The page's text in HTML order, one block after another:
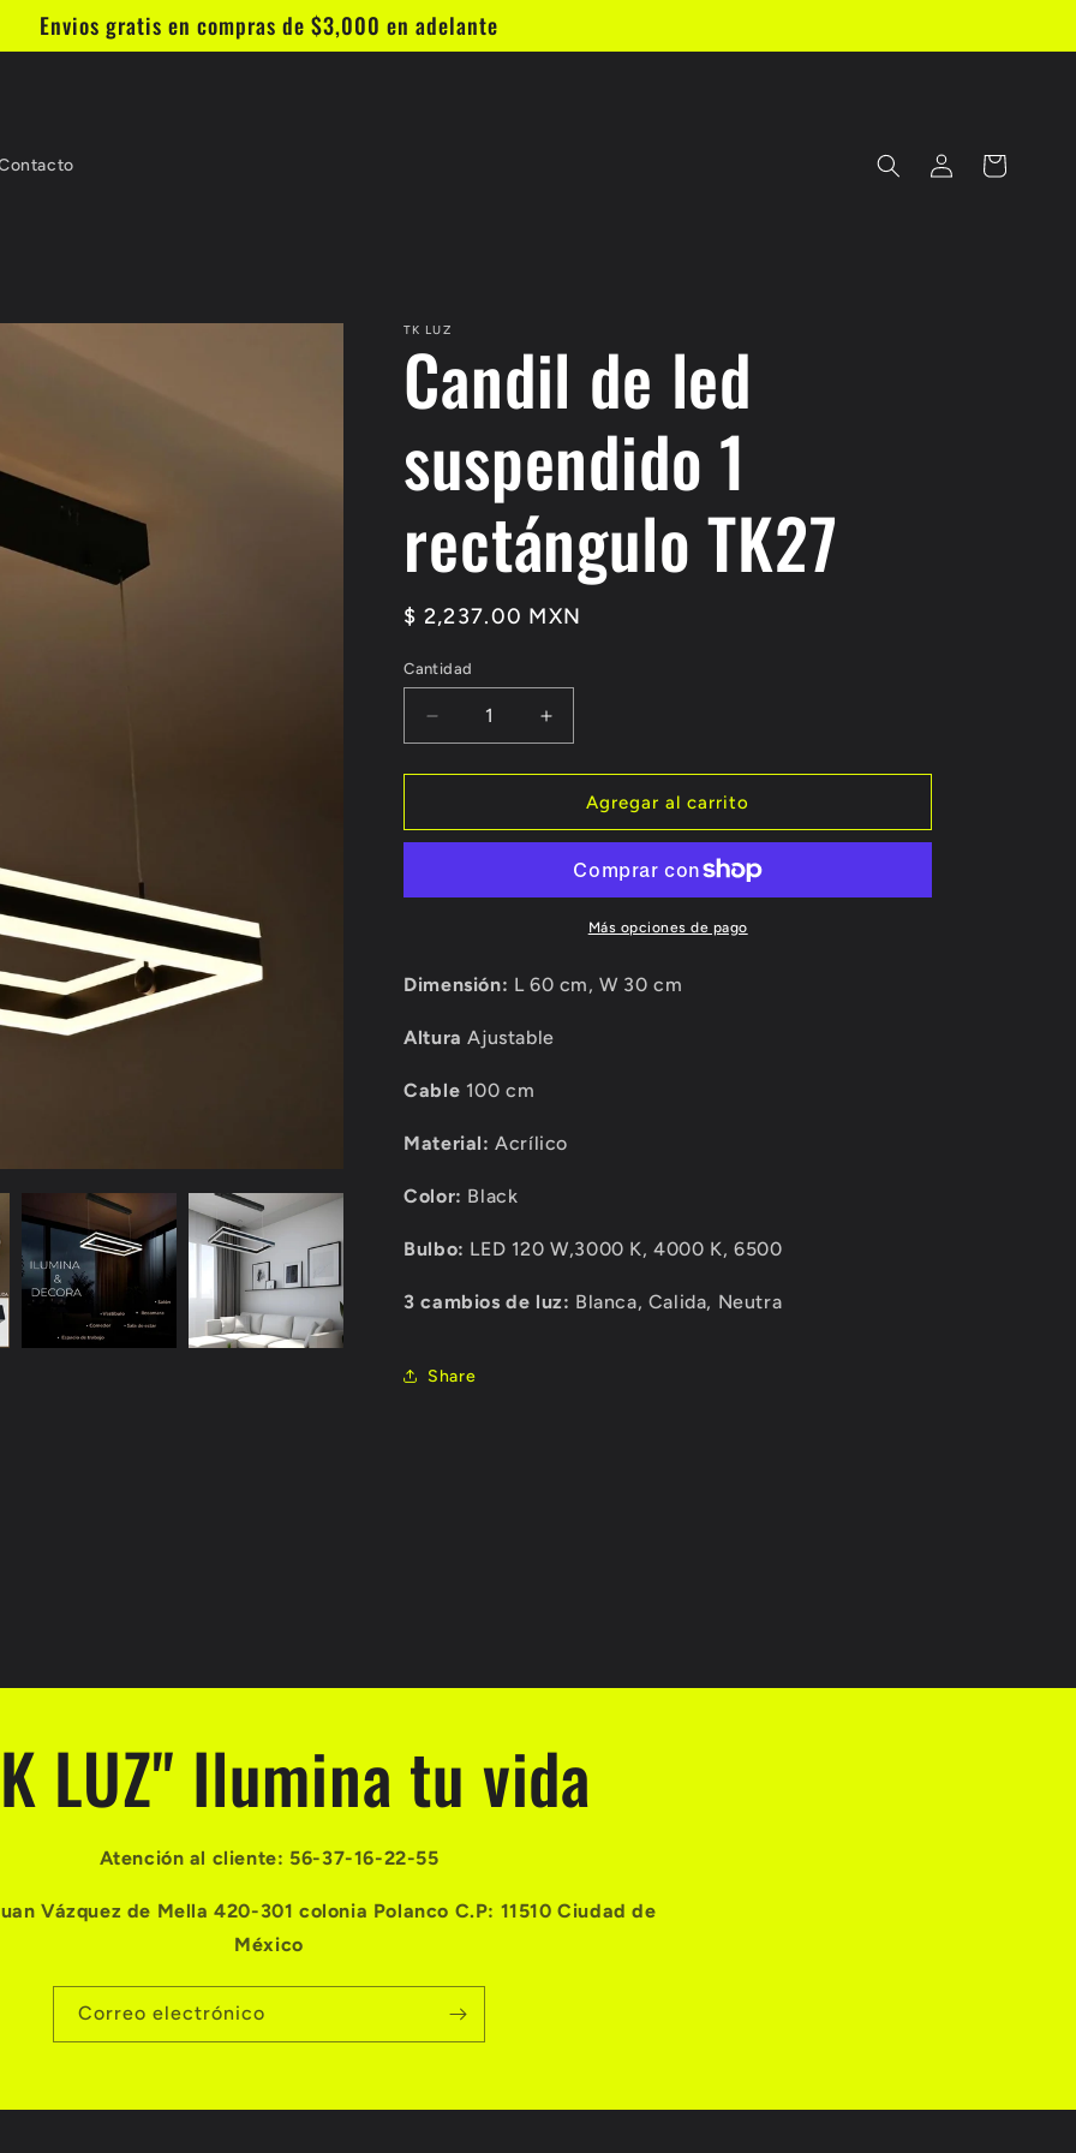
Envios gratis en compras de $3,000 en adelante
Iniciar
sesión
Carrito
TK LUZ
Candil de led
suspendido 1
rectángulo TK27
Precio
$ 2,237.00 MXN
Cantidad
Reducir
cantidad
para
de
1
Aumentar
cantidad
para
Candil
de
suspendido
1
rectángulo
Agregar al carrito
Más opciones de pago
Dimensión: L 60 cm, W 30 cm
Altura Ajustable
Cable 100 cm
Material: Acrílico
Color: Black
Bulbo: LED 120 W,3000 K, 4000 K, 6500
3 cambios de luz: Blanca, Calida, Neutra
Share
LUZ" Ilumina tu vida
Atención al cliente: 56-37-16-22-55
Vázquez de Mella 420-301 colonia Polanco C.P: 11510 Ciudad de
México
Correo electrónico